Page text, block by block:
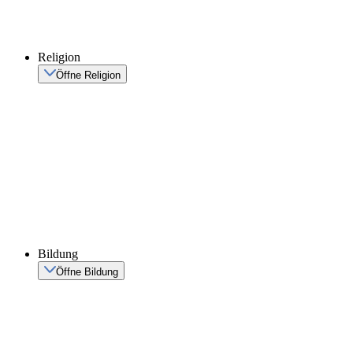
Religion
Öffne Religion
Bildung
Öffne Bildung